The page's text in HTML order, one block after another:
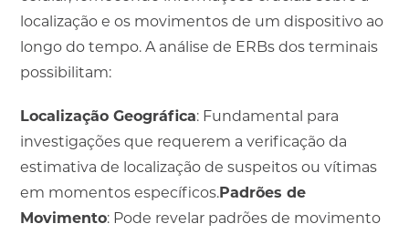
localização e os movimentos de um dispositivo ao
longo do tempo. A análise de ERBs dos terminais
possibilitam:
Localização Geográfica: Fundamental para
investigações que requerem a verificação da
estimativa de localização de suspeitos ou vítimas
em momentos específicos. Padrões de
Movimento: Pode revelar padrões de movimento